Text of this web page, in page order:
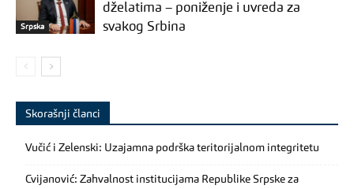
Srpska
dželatima – poniženje i uvreda za
svakog Srbina
Skorašnji članci
Vučić i Zelenski: Uzajamna podrška teritorijalnom integritetu
Cvijanović: Zahvalnost institucijama Republike Srpske za